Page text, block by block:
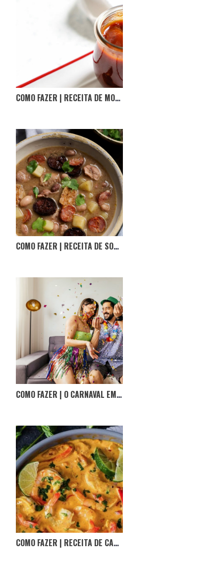
COMO FAZER | RECEITA DE MOLHO BARBECUE
COMO FAZER | RECEITA DE SOPA DA PEDRA
COMO FAZER | O CARNAVAL EM CASA
COMO FAZER | RECEITA DE CARIL DE CAMARÃO